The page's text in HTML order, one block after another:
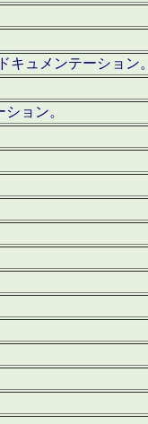
キュメンテーション。
ョン。